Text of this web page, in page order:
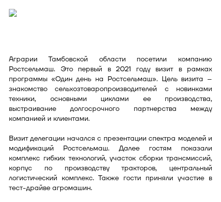
Аграрии Тамбовской области посетили компанию
Ростсельмаш. Это первый в 2021 году визит в рамках
программы «Один день на Ростсельмаш». Цель визита –
знакомство сельхозтоваропроизводителей с новинками
техники, основными циклами ее производства,
выстраивание долгосрочного партнерства между
компанией и клиентами.
Визит делегации начался с презентации спектра моделей и
модификаций Ростсельмаш. Далее гостям показали
комплекс гибких технологий, участок сборки трансмиссий,
корпус по производству тракторов, центральный
логистический комплекс. Также гости приняли участие в
тест-драйве агромашин.